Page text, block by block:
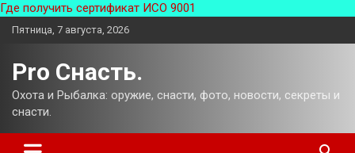
Где получить сертификат ИСО 9001
Перейти
Пятница, 7 августа, 2026
Pro Снасть.
Охота и Рыбалка: оружие, снасти, фото, новости, секреты и
снасти.